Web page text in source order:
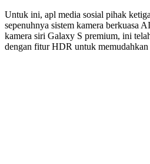
Untuk ini, apl media sosial pihak
sepenuhnya sistem kamera berkuasa
kamera siri Galaxy S premium, ini
dengan fitur HDR untuk memudahkan